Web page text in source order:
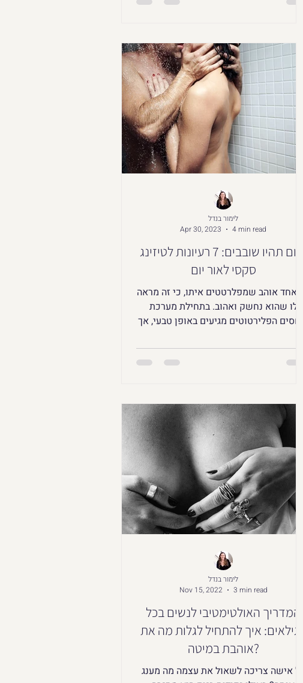
היום תהיו שובבים: 7 רעיונות לטיזינג
סקסי לאור יום
כל אחד אוהב שמפלרטטים איתו, כי זה מראה
לו שהוא נחשק ואהוב. בתחילת מערכת
היחסים הפלירטוטים מגיעים באופן טבעי, אך
לימור בנדל
Apr 30, 2023
4 min read
המדריך האולטימטיבי לנשים בכל
הגילאים: איך להתחיל לגלות מה את
אוהבת במיטה?
כל אישה צריכה לשאול את עצמה מה מענג
לימור בנדל
Nov 15, 2022
3 min read